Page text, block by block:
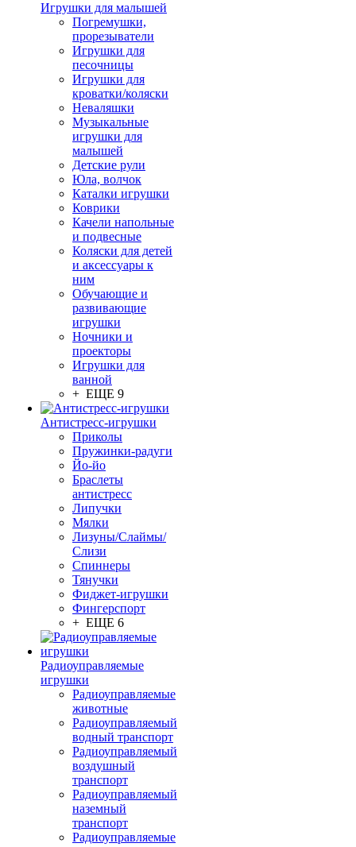
Игрушки для малышей
Погремушки,
прорезыватели
Игрушки для
песочницы
Игрушки для
кроватки/коляски
Неваляшки
Музыкальные
игрушки для
малышей
Детские рули
Юла, волчок
Каталки игрушки
Коврики
Качели напольные
и подвесные
Коляски для детей
и аксессуары к
ним
Обучающие и
развивающие
игрушки
Ночники и
проекторы
Игрушки для
ванной
+ ЕЩЕ 9
Антистресс-игрушки
Приколы
Пружинки-радуги
Йо-йо
Браслеты
антистресс
Липучки
Мялки
Лизуны/Слаймы/
Слизи
Спиннеры
Тянучки
Фиджет-игрушки
Фингерспорт
+ ЕЩЕ 6
Радиоуправляемые
игрушки
Радиоуправляемые
животные
Радиоуправляемый
водный транспорт
Радиоуправляемый
воздушный
транспорт
Радиоуправляемый
наземный
транспорт
Радиоуправляемые